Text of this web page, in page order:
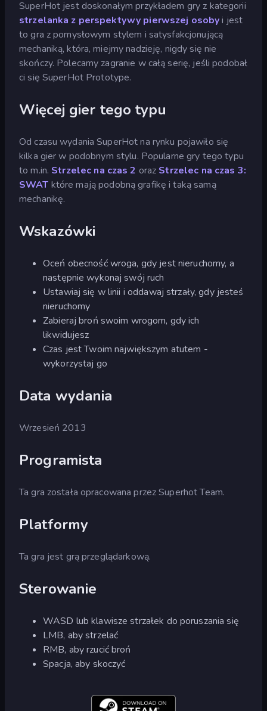
SuperHot jest doskonałym przykładem gry z kategorii
strzelanka z perspektywy pierwszej osobyi jest
to gra z pomysłowym stylem i satysfakcjonującą
mechaniką, która, miejmy nadzieję, nigdy się nie
skończy. Polecamy zagranie w całą serię, jeśli podobał
ci się SuperHot Prototype.
Więcej gier tego typu
Od czasu wydania SuperHot na rynku pojawiło się
kilka gier w podobnym stylu. Popularne gry tego typu
to m.in. Strzelec na czas 2 oraz Strzelec na czas 3:
SWAT które mają podobną grafikę i taką samą
mechanikę.
Wskazówki
Oceń obecność wroga, gdy jest nieruchomy, a
następnie wykonaj swój ruch
Ustawiaj się w linii i oddawaj strzały, gdy jesteś
nieruchomy
Zabieraj broń swoim wrogom, gdy ich
likwidujesz
Czas jest Twoim największym atutem -
wykorzystaj go
Data wydania
Wrzesień 2013
Programista
Ta gra została opracowana przez Superhot Team.
Platformy
Ta gra jest grą przeglądarkową.
Sterowanie
WASD lub klawisze strzałek do poruszania się
LMB, aby strzelać
RMB, aby rzucić broń
Spacja, aby skoczyć